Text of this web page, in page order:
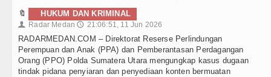
🔖 HUKUM DAN KRIMINAL
👤 Radar Medan 🕔 21:06:51, 11 Jun 2026
RADARMEDAN.COM – Direktorat Reserse Perlindungan
Perempuan dan Anak (PPA) dan Pemberantasan Perdagangan
Orang (PPO) Polda Sumatera Utara mengungkap kasus dugaan
tindak pidana penyiaran dan penyediaan konten bermuatan